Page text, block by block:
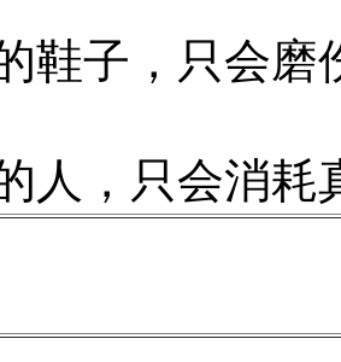
鞋子，只会磨
人，只会消耗